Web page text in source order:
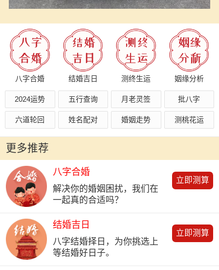
八字合婚 结婚吉日 测终生运 姻缘分析
2024运势 五行查询 月老灵签 批八字
六道轮回 姓名配对 婚姻走势 测桃花运
更多推荐
八字合婚
解决你的婚姻困扰，我们在
一起真的合适吗？
立即测算
结婚吉日
八字结婚择日，为你挑选上
等结婚好日子。
立即测算